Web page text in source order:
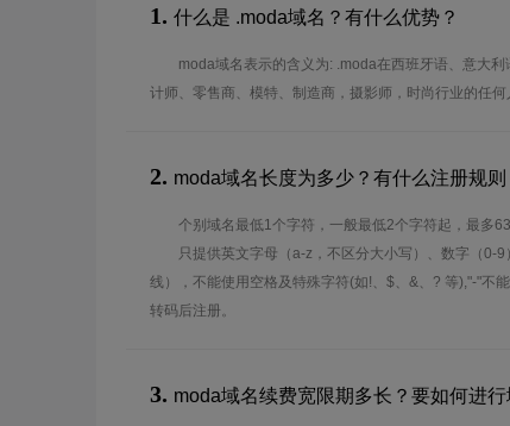
1. 什么是 .moda域名？有什么优势？
moda域名表示的含义为: .moda在西班牙语、意大利
计师、零售商、模特、制造商，摄影师，时尚行业的任何
2. moda域名长度为多少？有什么注册规则
个别域名最低1个字符，一般最低2个字符起，最多63
只提供英文字母（a-z，不区分大小写）、数字（0-
线），不能使用空格及特殊字符(如!、$、&、? 等),"-"不
转码后注册。
3. moda域名续费宽限期多长？要如何进行